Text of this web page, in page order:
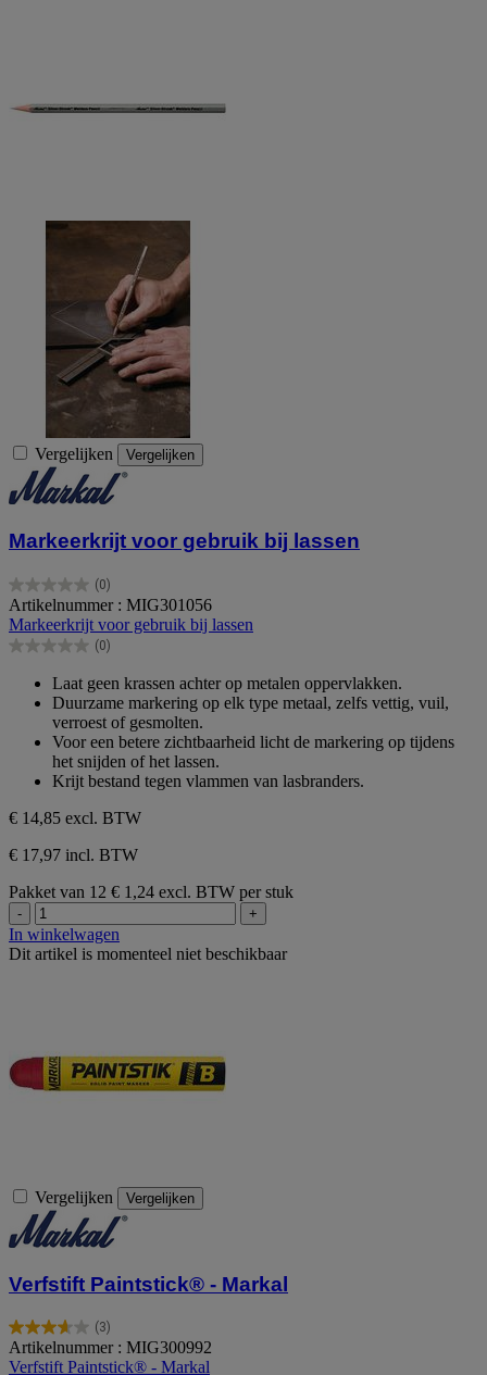
Vergelijken Vergelijken
Markeerkrijt voor gebruik bij lassen
(0)
0.0
van
de
5
Artikelnummer : MIG301056
Markeerkrijt voor gebruik bij lassen
(0)
0.0
sterren.
Laat geen krassen achter op metalen oppervlakken.
Duurzame markering op elk type metaal, zelfs vettig, vuil,
verroest of gesmolten.
Voor een betere zichtbaarheid licht de markering op tijdens
het snijden of het lassen.
Krijt bestand tegen vlammen van lasbranders.
€ 14,85 excl. BTW
€ 17,97 incl. BTW
Pakket van 12 € 1,24 excl. BTW per stuk
- +
In winkelwagen
Dit artikel is momenteel niet beschikbaar
Vergelijken Vergelijken
Verfstift Paintstick® - Markal
(3)
3.7
van
Artikelnummer : MIG300992
Verfstift Paintstick® - Markal